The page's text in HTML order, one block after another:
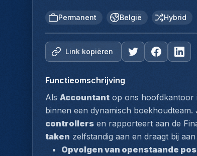
Permanent België Hybrid
Link kopiëren
Functieomschrijving
Als Accountant op ons hoofdkantoor
binnen een dynamisch
controllers en rapporteert aan de
taken zelfstandig aan en draagt bij
Opvolgen van openstaande